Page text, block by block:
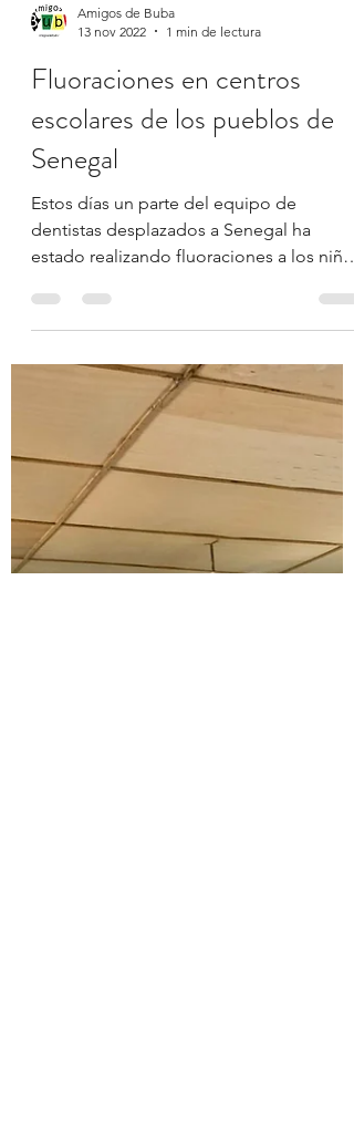
Amigos de Buba
13 nov 2022
Fluoraciones en centros
escolares de los pueblos de
Senegal
Estos días un parte del equipo de
dentistas desplazados a Senegal ha
estado realizando fluoraciones a los niños
de pequeños pueblos del...